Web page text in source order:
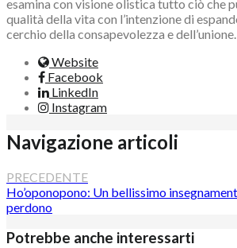
esamina con visione olistica tutto ciò che
qualità della vita con l’intenzione di
cerchio della consapevolezza e dell’unione.
Website
Facebook
LinkedIn
Instagram
Navigazione articoli
PRECEDENTE
Ho’oponopono: Un bellissimo
perdono
Potrebbe anche interessarti